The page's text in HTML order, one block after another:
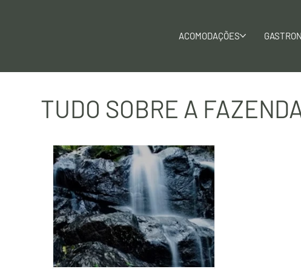
ACOMODAÇÕES
TUDO SOBRE A
Pensão completa e
Viagem em Família
wellness